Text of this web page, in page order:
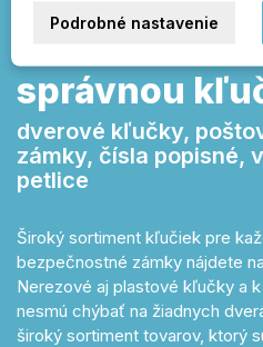
Kľučka.sk –
správnou
dverové kľučky,
zámky, čísla popisné,
petlice
Široký sortiment kľučiek pre
bezpečnostné zámky nájdete
Nerezové aj plastové kľučky a
nesmú chýbať na žiadnych
široký sortiment tovarov, ktorý
Podrobné nastavenie